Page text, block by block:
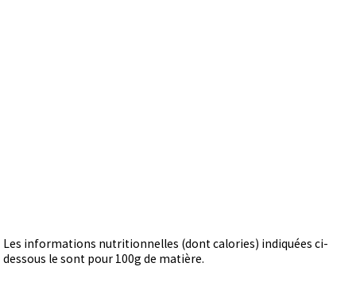
Les informations nutritionnelles (dont calories) indiquées ci-
dessous le sont pour 100g de matière.